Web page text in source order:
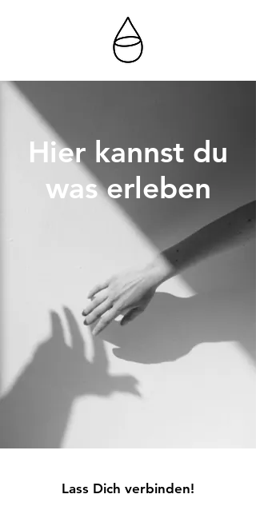
Hier kannst du
was erleben
Lass Dich verbinden!